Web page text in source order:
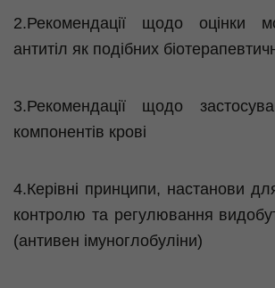
2.Рекомендації щодо оцінки
антитіл як подібних
3.Рекомендації щодо
компонентів крові
4.Керівні принципи, настанови
контролю та регулювання
(антивен імуноглобуліни)